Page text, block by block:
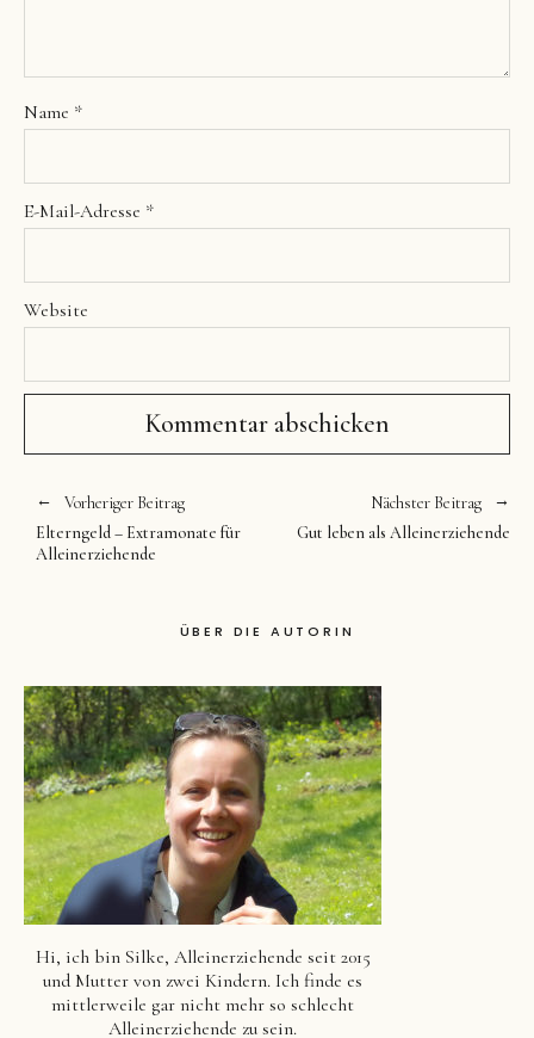
Name *
E-Mail-Adresse *
Website
Vorheriger Beitrag
Elterngeld – Extramonate für
Alleinerziehende
Nächster Beitrag
Gut leben als Alleinerziehende
ÜBER DIE AUTORIN
Hi, ich bin Silke, Alleinerziehende seit 2015
und Mutter von zwei Kindern. Ich finde es
mittlerweile gar nicht mehr so schlecht
Alleinerziehende zu sein.